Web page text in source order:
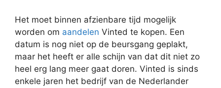
Het moet binnen afzienbare tijd mogelijk
worden om aandelen Vinted te kopen. Een
datum is nog niet op de beursgang geplakt,
maar het heeft er alle schijn van dat dit niet zo
heel erg lang meer gaat doren. Vinted is sinds
enkele jaren het bedrijf van de Nederlander